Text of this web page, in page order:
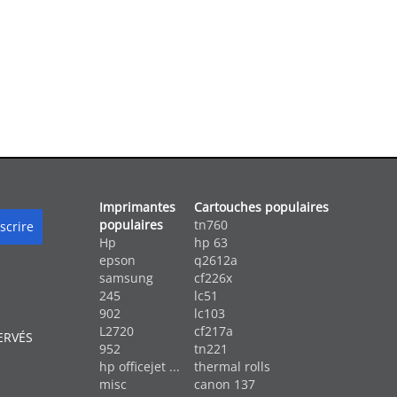
Imprimantes
populaires
Hp
epson
samsung
245
902
L2720
952
hp officejet ...
misc
Cartouches populaires
tn760
hp 63
q2612a
cf226x
lc51
lc103
cf217a
tn221
thermal rolls
canon 137